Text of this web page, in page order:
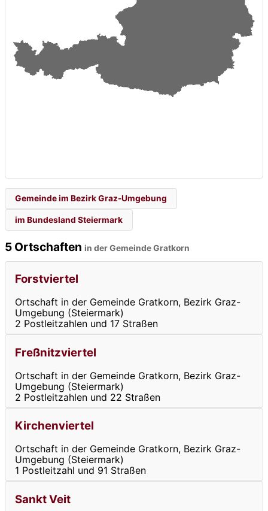
Gemeinde im Bezirk Graz-Umgebung
im Bundesland Steiermark
5 Ortschaften in der Gemeinde Gratkorn
Forstviertel
Ortschaft in der Gemeinde Gratkorn, Bezirk Graz-
Umgebung (Steiermark)
2 Postleitzahlen und 17 Straßen
Freßnitzviertel
Ortschaft in der Gemeinde Gratkorn, Bezirk Graz-
Umgebung (Steiermark)
2 Postleitzahlen und 22 Straßen
Kirchenviertel
Ortschaft in der Gemeinde Gratkorn, Bezirk Graz-
Umgebung (Steiermark)
1 Postleitzahl und 91 Straßen
Sankt Veit